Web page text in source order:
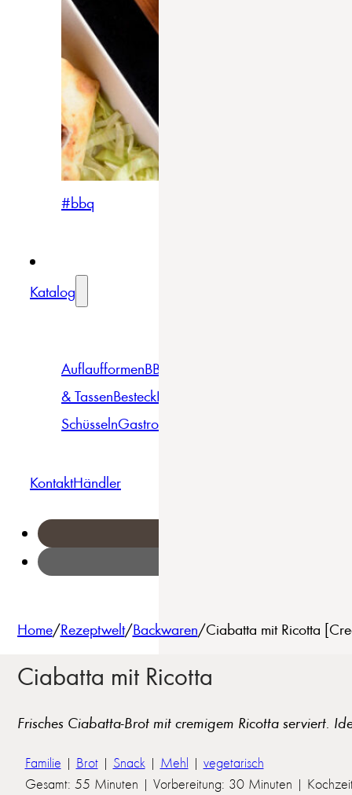
#bbq
Katalog
AuflaufformenBBQ
& TassenBesteckBowls &
SchüsselnGastro
KontaktHändler
Home/Rezeptwelt/Backwaren/Ciabatta mit Ricotta
Ciabatta mit Ricotta
Frisches Ciabatta-Brot mit cremigem Ricotta serviert.
Familie | Brot| Snack| Mehl | vegetarisch
Gesamt: 55 Minuten | Vorbereitung: 30 Minuten |